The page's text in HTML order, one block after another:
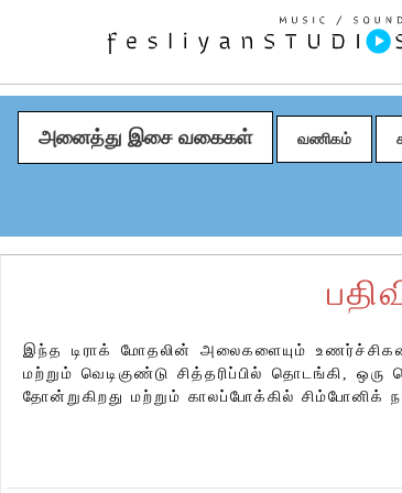
அனைத்து இசை வகைகள் வணிகம்
இந்த டிராக் மோதலின் அலைகளையும்
மற்றும் வெடிகுண்டு சித்தரிப்பில் தொடங்கி, ஒரு
தோன்றுகிறது மற்றும் காலப்போக்கில் சிம்போனிக்